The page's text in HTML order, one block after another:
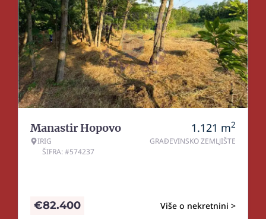
Manastir Hopovo
IRIG
ŠIFRA: #574237
1.121 m2
GRAĐEVINSKO ZEMLJIŠTE
Više o nekretnini >
€82.400